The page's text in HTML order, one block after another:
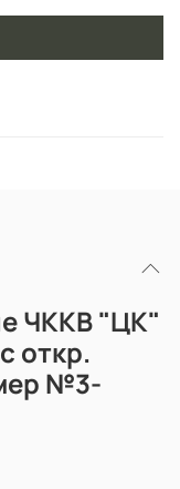
ЧККВ "ЦК"
откр.
№3-